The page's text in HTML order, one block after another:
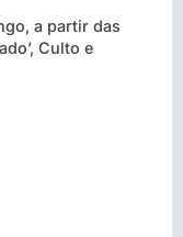
a partir das
Culto e